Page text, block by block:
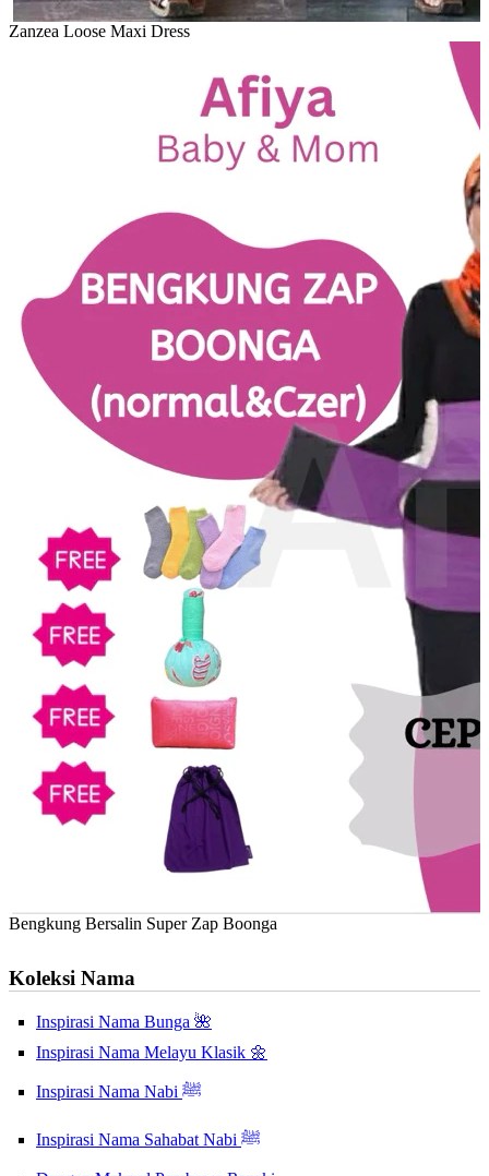
Zanzea Loose Maxi Dress
Bengkung Bersalin Super Zap Boonga
Koleksi Nama
Inspirasi Nama Bunga 🌺
Inspirasi Nama Melayu Klasik 🌼
Inspirasi Nama Nabi ﷺ
Inspirasi Nama Sahabat Nabi ﷺ